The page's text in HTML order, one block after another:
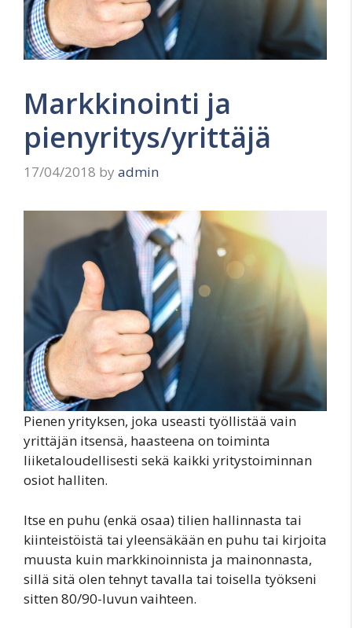
Markkinointi ja
pienyritys/yrittäjä
17/04/2018 by admin
Pienen yrityksen, joka useasti työllistää vain
yrittäjän itsensä, haasteena on toiminta
liiketaloudellisesti sekä kaikki yritystoiminnan
osiot halliten.
Itse en puhu (enkä osaa) tilien hallinnasta tai
kiinteistöistä tai yleensäkään en puhu tai kirjoita
muusta kuin markkinoinnista ja mainonnasta,
sillä sitä olen tehnyt tavalla tai toisella työkseni
sitten 80/90-luvun vaihteen.